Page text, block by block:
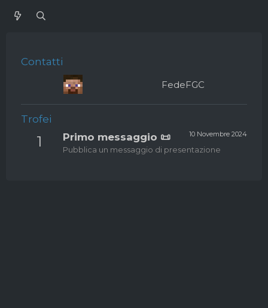
Contatti
FedeFGC
Trofei
1 10 Novembre 2024
Primo messaggio 📜
Pubblica un messaggio di presentazione